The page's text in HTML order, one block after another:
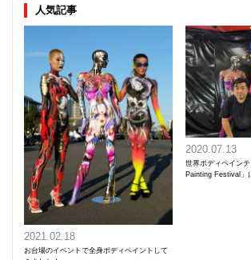
人気記事
2021.02.18
お台場のイベントで全身ボディペイントして
2020.07.13
世界ボディペイン
Painting Festival」